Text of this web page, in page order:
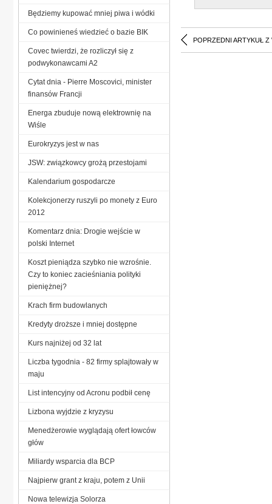
POPRZEDNI ARTYKUŁ Z
Będziemy kupować mniej piwa i wódki
Co powinieneś wiedzieć o bazie BIK
Covec twierdzi, że rozliczył się z
podwykonawcami A2
Cytat dnia - Pierre Moscovici, minister
finansów Francji
Energa zbuduje nową elektrownię na
Wiśle
Eurokryzys jest w nas
JSW: związkowcy grożą przestojami
Kalendarium gospodarcze
Kolekcjonerzy ruszyli po monety z Euro
2012
Komentarz dnia: Drogie wejście w
polski Internet
Koszt pieniądza szybko nie wzrośnie.
Czy to koniec zacieśniania polityki
pieniężnej?
Krach firm budowlanych
Kredyty droższe i mniej dostępne
Kurs najniżej od 32 lat
Liczba tygodnia - 82 firmy splajtowały w
maju
List intencyjny od Acronu podbił cenę
Lizbona wyjdzie z kryzysu
Menedżerowie wyglądają ofert łowców
głów
Miliardy wsparcia dla BCP
Najpierw grant z kraju, potem z Unii
Nowa telewizja Solorza